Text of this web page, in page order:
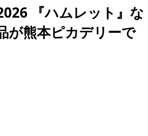
『ハムレット』な
が熊本ピカデリーで